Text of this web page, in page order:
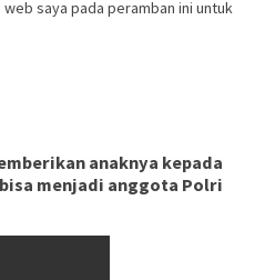
saya pada peramban ini untuk
anaknya kepada
menjadi anggota Polri